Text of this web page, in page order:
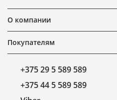
О компании
Покупателям
+375 29 5 589 589
+375 44 5 589 589